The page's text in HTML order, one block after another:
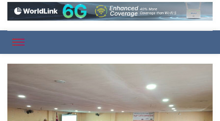
Merokarnali